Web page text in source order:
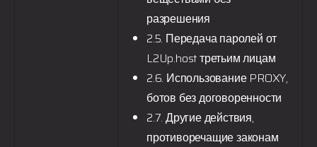
разрешения
2.5. Передача паролей от
L2Up.hostтретьим лицам
2.6. Использование PROXY,
ботов без договоренности
2.7. Другие действия,
противоречащие законам